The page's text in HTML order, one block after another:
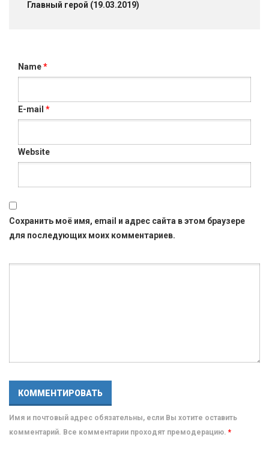
Главный герой (19.03.2019)
Name*
E-mail *
Website
Сохранить моё имя, email и адрес сайта в этом браузере
для последующих моих комментариев.
Имя и почтовый адрес обязательны, если Вы хотите оставить
комментарий. Все комментарии проходят премодерацию. *